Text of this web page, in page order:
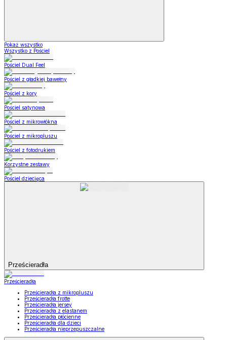
Pokaż wszystko
Wszystko z Pościel
Pościel Dual Feel
Pościel z gładkiej bawełny
Pościel z kory
Pościel satynowa
Pościel z mikrowłókna
Pościel z mikropluszu
Pościel z fotodrukiem
Korzystne zestawy
Pościel dziecięca
Prześcieradła
Prześcieradła
Prześcieradła z mikropluszu
Prześcieradła frotte
Prześcieradła jersey
Prześcieradła z elastanem
Prześcieradła płócienne
Prześcieradła dla dzieci
Prześcieradła nieprzepuszczalne